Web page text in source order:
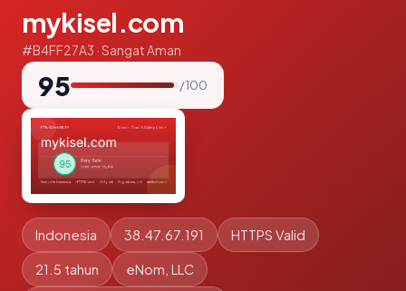
mykisel.com
#B4FF27A3 · Sangat Aman
95 / 100
Indonesia 38.47.67.191 HTTPS Valid
21.5 tahun eNom, LLC